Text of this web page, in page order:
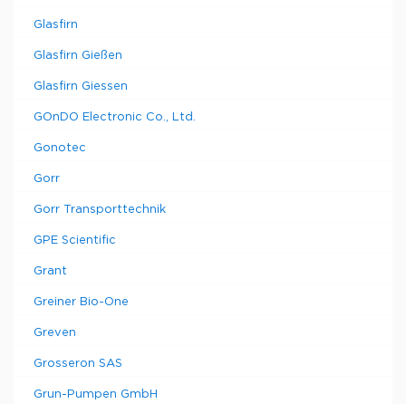
Glasfirn
Glasfirn Gießen
Glasfirn Giessen
GOnDO Electronic Co., Ltd.
Gonotec
Gorr
Gorr Transporttechnik
GPE Scientific
Grant
Greiner Bio-One
Greven
Grosseron SAS
Grun-Pumpen GmbH